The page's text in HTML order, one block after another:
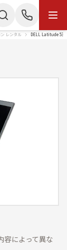
レイ
ン レンタル DELL Latitude
容によって異な